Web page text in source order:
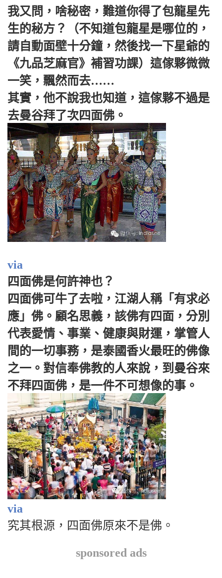
我又問，啥秘密，難道你得了包龍星先
生的秘方？（不知道包龍星是哪位的，
請自動面壁十分鐘，然後找一下星爺的
《九品芝麻官》補習功課）這傢夥微微
一笑，飄然而去……
其實，他不說我也知道，這傢夥不過是
去曼谷拜了次四面佛。
via
四面佛是何許神也？
四面佛可牛了去啦，江湖人稱「有求必
應」佛。顧名思義，該佛有四面，分別
代表愛情、事業、健康與財運，掌管人
間的一切事務，是泰國香火最旺的佛像
之一。對信奉佛教的人來說，到曼谷來
不拜四面佛，是一件不可想像的事。
via
究其根源，四面佛原來不是佛。
sponsored ads